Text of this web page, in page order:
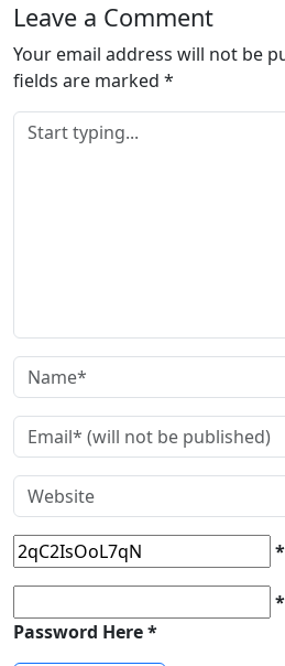
…
Leave a Comment
Your email address will not be
fields are marked *
Password Here *